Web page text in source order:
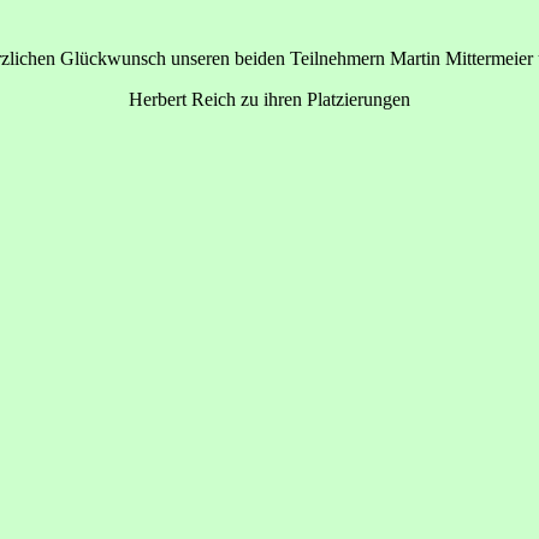
Glückwunsch unseren beiden Teilnehmern Martin Mittermeier
Herbert Reich zu ihren Platzierungen